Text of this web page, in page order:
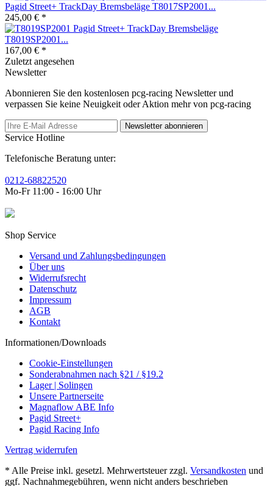
Pagid Street+ TrackDay Bremsbeläge T8017SP2001...
245,00 € *
Pagid Street+ TrackDay Bremsbeläge
T8019SP2001...
167,00 € *
Zuletzt angesehen
Newsletter
Abonnieren Sie den kostenlosen pcg-racing Newsletter und
verpassen Sie keine Neuigkeit oder Aktion mehr von pcg-racing
Newsletter abonnieren
Service Hotline
Telefonische Beratung unter:
0212-68822520
Mo-Fr 11:00 - 16:00 Uhr
Shop Service
Versand und Zahlungsbedingungen
Über uns
Widerrufsrecht
Datenschutz
Impressum
AGB
Kontakt
Informationen/Downloads
Cookie-Einstellungen
Sonderabnahmen nach §21 / §19.2
Lager | Solingen
Unsere Partnerseite
Magnaflow ABE Info
Pagid Street+
Pagid Racing Info
Vertrag widerrufen
* Alle Preise inkl. gesetzl. Mehrwertsteuer zzgl. Versandkosten und
ggf. Nachnahmegebühren, wenn nicht anders beschrieben